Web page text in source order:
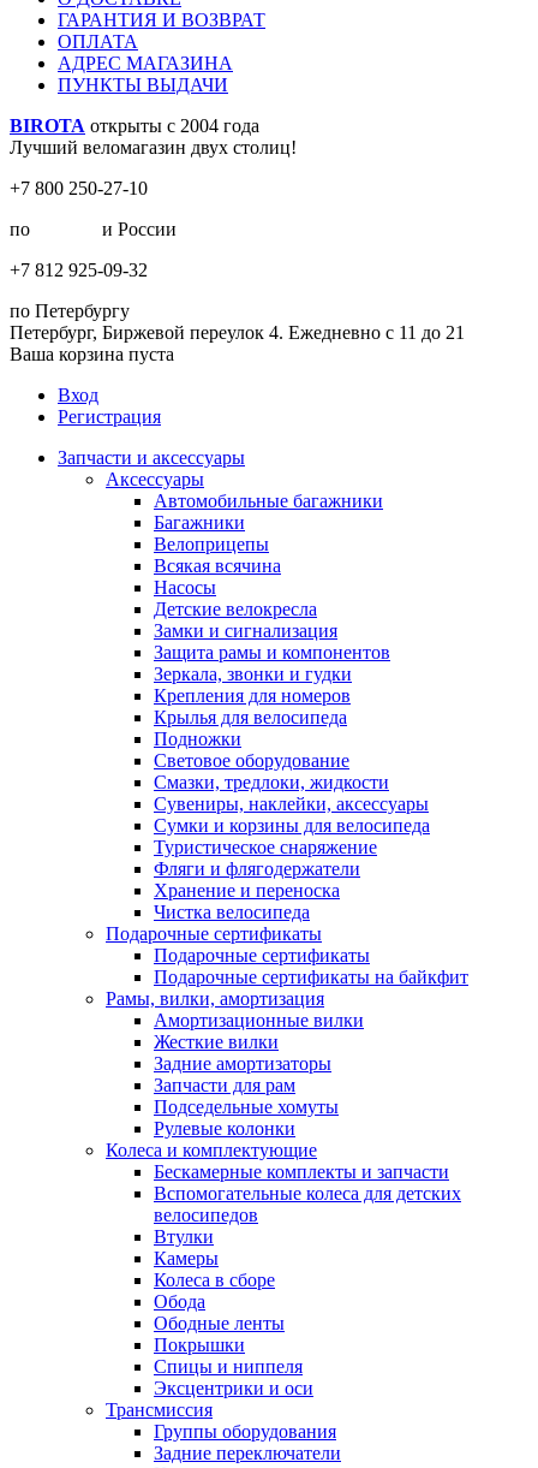
ГАРАНТИЯ И ВОЗВРАТ
ОПЛАТА
АДРЕС МАГАЗИНА
ПУНКТЫ ВЫДАЧИ
BIROTA открыты с 2004 года
Лучший веломагазин двух столиц!
+7 800 250-27-10
по
и России
+7 812 925-09-32
по Петербургу
Петербург, Биржевой переулок 4. Ежедневно с 11 до 21
Ваша корзина пуста
Вход
Регистрация
Запчасти и аксессуары
Аксессуары
Автомобильные багажники
Багажники
Велоприцепы
Всякая всячина
Насосы
Детские велокресла
Замки и сигнализация
Защита рамы и компонентов
Зеркала, звонки и гудки
Крепления для номеров
Крылья для велосипеда
Подножки
Световое оборудование
Смазки, тредлоки, жидкости
Сувениры, наклейки, аксессуары
Сумки и корзины для велосипеда
Туристическое снаряжение
Фляги и флягодержатели
Хранение и переноска
Чистка велосипеда
Подарочные сертификаты
Подарочные сертификаты
Подарочные сертификаты на байкфит
Рамы, вилки, амортизация
Амортизационные вилки
Жесткие вилки
Задние амортизаторы
Запчасти для рам
Подседельные хомуты
Рулевые колонки
Колеса и комплектующие
Бескамерные комплекты и запчасти
Вспомогательные колеса для детских
велосипедов
Втулки
Камеры
Колеса в сборе
Обода
Ободные ленты
Покрышки
Спицы и ниппеля
Эксцентрики и оси
Трансмиссия
Группы оборудования
Задние переключатели